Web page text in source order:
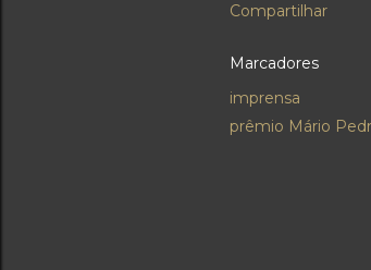
Compartilhar
Marcadores
imprensa
prêmio Mário